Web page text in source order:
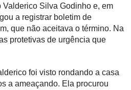
Silva Godinho e, em
a registrar boletim de
que não aceitava o término. Na
protetivas de urgência que
foi visto rondando a casa
a ameaçando. Ela procurou